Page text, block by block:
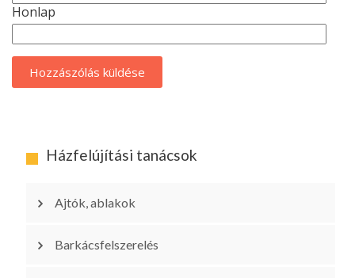
Honlap
Házfelújítási tanácsok
Ajtók, ablakok
Barkácsfelszerelés